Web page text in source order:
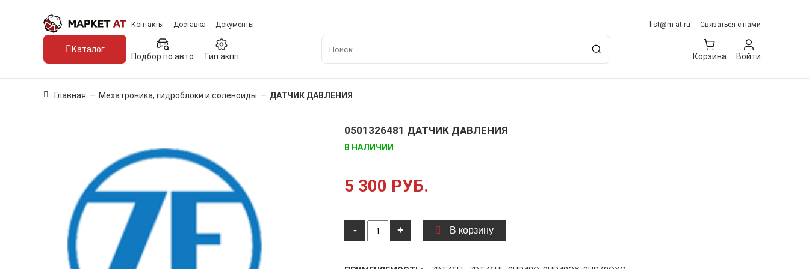
Контакты Доставка Документы list@m-at.ru Связаться с нами
Каталог
Подбор по авто Тип акпп Корзина Войти
Главная — Мехатроника, гидроблоки и соленоиды — ДАТЧИК ДАВЛЕНИЯ
0501326481 ДАТЧИК ДАВЛЕНИЯ
В НАЛИЧИИ
5 300 РУБ.
- + В корзину